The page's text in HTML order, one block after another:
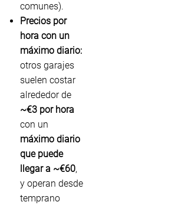
comunes).
Precios por
hora con un
máximo diario:
otros garajes
suelen costar
alrededor de
~€3 por hora
con un
máximo diario
que puede
llegar a ~€60,
y operan desde
temprano